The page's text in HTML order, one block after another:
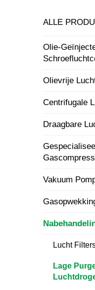
ALLE
Olie-
Olievrije
Centrifugale
Draagbare
Vakuum
Lucht
Lage